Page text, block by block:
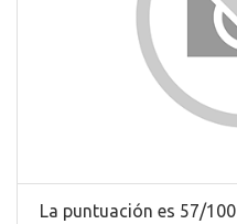
La puntuación es 57/100